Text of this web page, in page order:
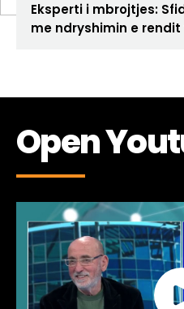
Eksperti i mbrojtjes:
me ndryshimin e
Open